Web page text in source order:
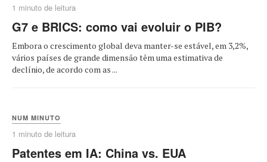
1 minuto de leitura
G7 e BRICS: como vai evoluir o PIB?
Embora o crescimento global deva manter-se estável, em 3,2%,
vários países de grande dimensão têm uma estimativa de
declínio, de acordo com as ...
NUM MINUTO
1 minuto de leitura
Patentes em IA: China vs. EUA